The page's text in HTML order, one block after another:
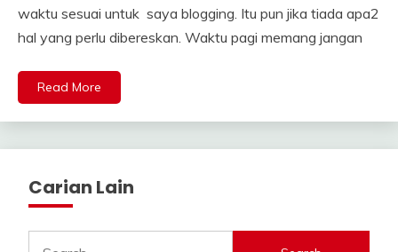
waktu sesuai untuk saya blogging. Itu pun jika tiada apa2
hal yang perlu dibereskan. Waktu pagi memang jangan
Read More
Carian Lain